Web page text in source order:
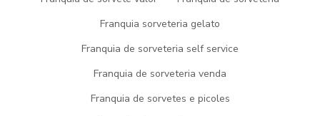
Franquia sorveteria gelato
Franquia de sorveteria self service
Franquia de sorveteria venda
Franquia de sorvetes e picoles
conteúdos que podem auxiliar na obtenção de informação
relevante para sua necessidade. Veja logo abaixo:
fábrica de sorvete